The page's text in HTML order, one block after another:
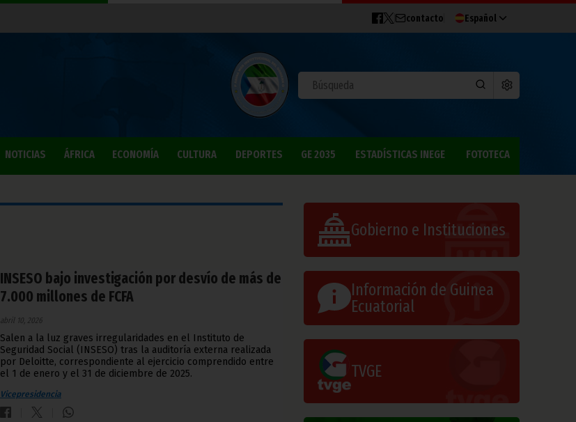
contacto Español
NOTICIAS ÁFRICA ECONOMÍA CULTURA DEPORTES GE 2035 ESTADÍSTICAS INEGE FOTOTECA
INSESO bajo investigación por desvío de más de
7.000 millones de FCFA
abril 10, 2026
Salen a la luz graves irregularidades en el Instituto de
Seguridad Social (INSESO) tras la auditoría externa realizada
por Deloitte, correspondiente al ejercicio comprendido entre
el 1 de enero y el 31 de diciembre de 2025.
Vicepresidencia
Gobierno e Instituciones
Información de Guinea
Ecuatorial
TVGE